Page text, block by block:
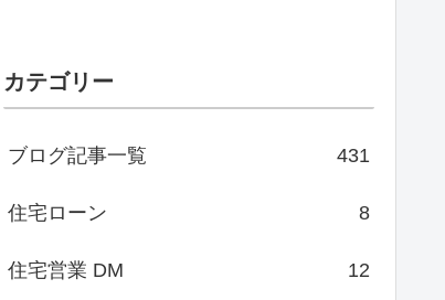
カテゴリー
ブログ記事一覧 431
住宅ローン 8
住宅営業 DM 12